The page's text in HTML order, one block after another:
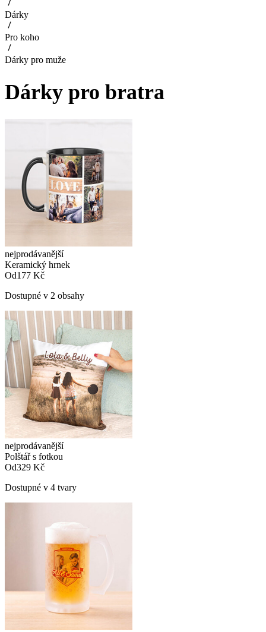
Dárky
Pro koho
Dárky pro muže
Dárky pro bratra
nejprodávanější
Keramický hrnek
Od177 Kč
Dostupné v 2 obsahy
nejprodávanější
Polštář s fotkou
Od329 Kč
Dostupné v 4 tvary